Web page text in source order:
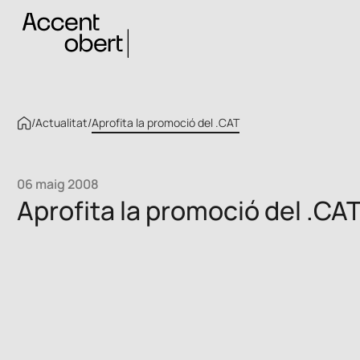
/Actualitat/Aprofita la promoció del .CAT
06 maig 2008
Aprofita la promoció del